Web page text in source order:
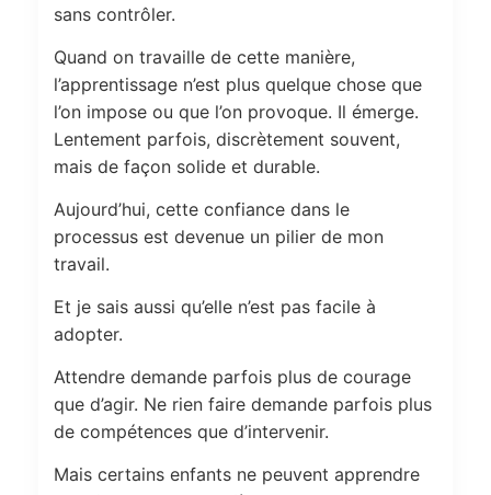
sans contrôler.
Quand on travaille de cette manière,
l’apprentissage n’est plus quelque chose que
l’on impose ou que l’on provoque. Il émerge.
Lentement parfois, discrètement souvent,
mais de façon solide et durable.
Aujourd’hui, cette confiance dans le
processus est devenue un pilier de mon
travail.
Et je sais aussi qu’elle n’est pas facile à
adopter.
Attendre demande parfois plus de courage
que d’agir. Ne rien faire demande parfois plus
de compétences que d’intervenir.
Mais certains enfants ne peuvent apprendre